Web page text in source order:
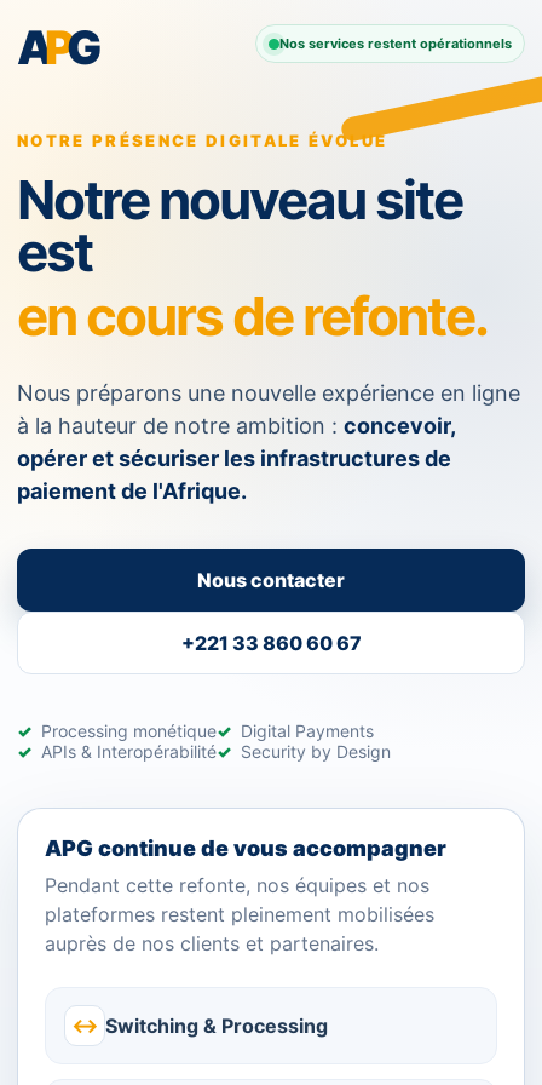
APG Nos services restent opérationnels
NOTRE PRÉSENCE DIGITALE ÉVOLUE
Notre nouveau site
est
en cours de refonte.
Nous préparons une nouvelle expérience en ligne
à la hauteur de notre ambition : concevoir,
opérer et sécuriser les infrastructures de
paiement de l'Afrique.
Nous contacter
+221 33 860 60 67
Processing monétique
Digital Payments
APIs & Interopérabilité
Security by Design
APG continue de vous accompagner
Pendant cette refonte, nos équipes et nos
plateformes restent pleinement mobilisées
auprès de nos clients et partenaires.
↔ Switching & Processing